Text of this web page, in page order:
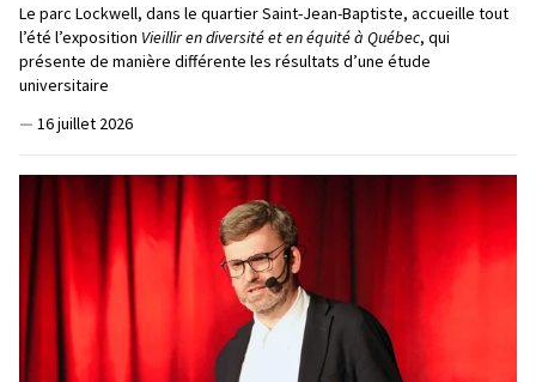
Le parc Lockwell, dans le quartier Saint-Jean-Baptiste, accueille tout
l’été l’exposition Vieillir en diversité et en équité à Québec, qui
présente de manière différente les résultats d’une étude
universitaire
— 16 juillet 2026